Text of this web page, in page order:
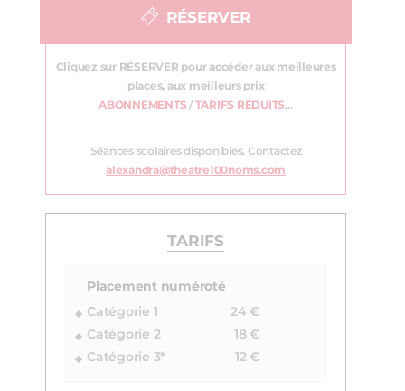
RÉSERVER
Cliquez sur RÉSERVER pour accéder aux meilleures
places, aux meilleurs prix
ABONNEMENTS / TARIFS RÉDUITS…
Séances scolaires disponibles. Contactez
alexandra@theatre100noms.com
TARIFS
Placement numéroté
Catégorie 1
24 €
Catégorie 2
18 €
Catégorie 3*
12 €